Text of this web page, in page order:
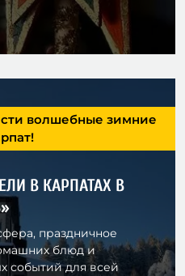
волшебные зимние
В КАРПАТАХ В
праздничное
блюд и
событий для всей